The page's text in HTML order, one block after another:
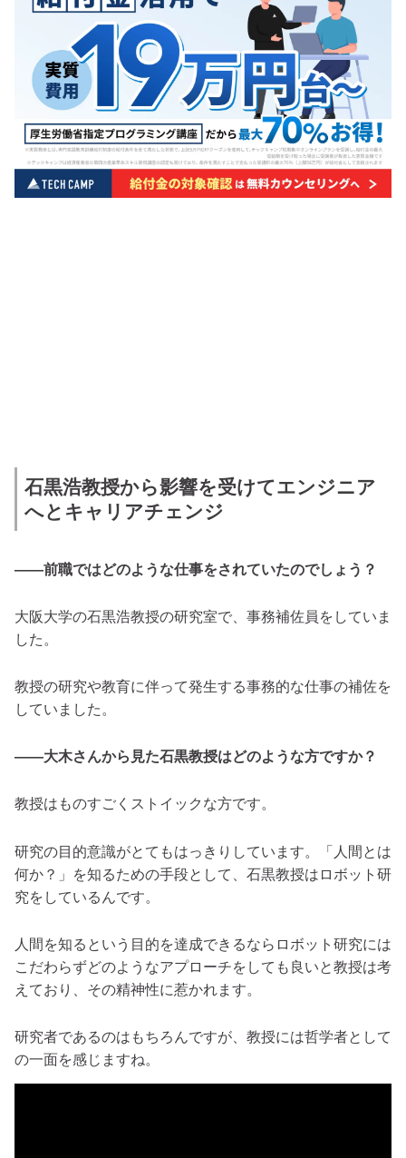
石黒浩教授から影響を受けてエンジニア
へとキャリアチェンジ
――前職ではどのような仕事をされていたのでしょう？
大阪大学の石黒浩教授の研究室で、事務補佐員をしていま
した。
教授の研究や教育に伴って発生する事務的な仕事の補佐を
していました。
――大木さんから見た石黒教授はどのような方ですか？
教授はものすごくストイックな方です。
研究の目的意識がとてもはっきりしています。「人間とは
何か？」を知るための手段として、石黒教授はロボット研
究をしているんです。
人間を知るという目的を達成できるならロボット研究には
こだわらずどのようなアプローチをしても良いと教授は考
えており、その精神性に惹かれます。
研究者であるのはもちろんですが、教授には哲学者として
の一面を感じますね。